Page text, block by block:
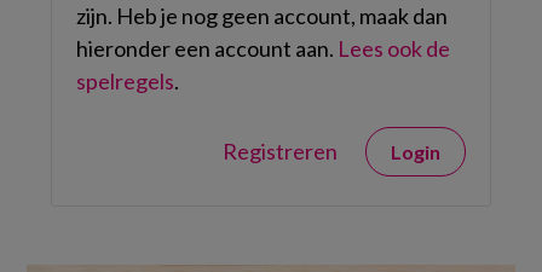
zijn. Heb je nog geen account, maak dan
hieronder een account aan. Lees ook de
spelregels.
Registreren Login